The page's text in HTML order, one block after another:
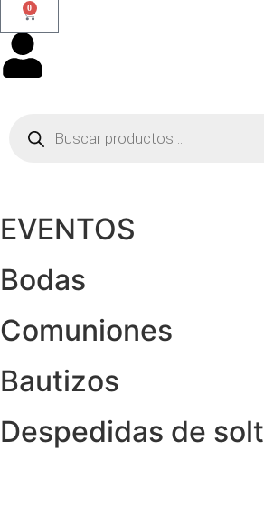
0
EVENTOS
Bodas
Comuniones
Bautizos
Despedidas de